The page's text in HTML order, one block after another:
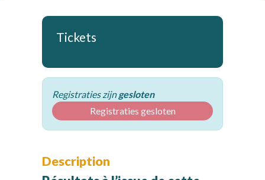
Tickets
Registraties zijngesloten
Registraties gesloten
Description